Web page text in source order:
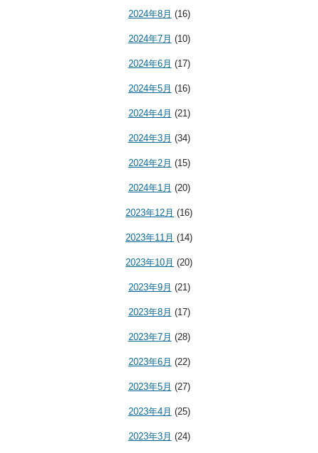
2024年8月 (16)
2024年7月 (10)
2024年6月 (17)
2024年5月 (16)
2024年4月 (21)
2024年3月 (34)
2024年2月 (15)
2024年1月 (20)
2023年12月 (16)
2023年11月 (14)
2023年10月 (20)
2023年9月 (21)
2023年8月 (17)
2023年7月 (28)
2023年6月 (22)
2023年5月 (27)
2023年4月 (25)
2023年3月 (24)